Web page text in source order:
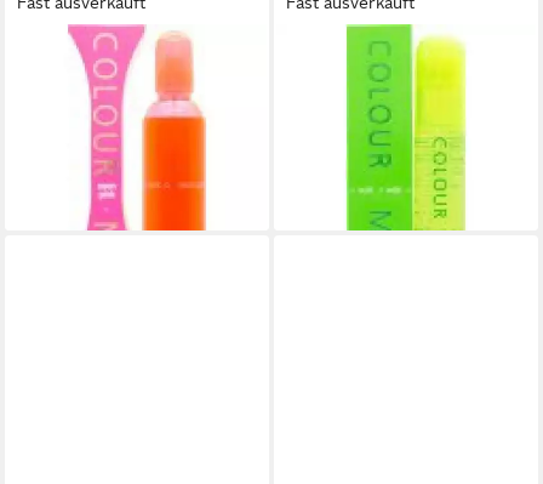
MILTON LLOYD
Eau de Parfum Milton Lloyd
Colour Me Neon Pink Eau de
Parfum Spray
(233,70 €/ 1 l)
lieferbar in 3 Wochen
MILTON LLOYD
Eau de Toilette Milton Lloyd
Colour Me Volt Eau de
Toilette Spray
(294,40 €/ 1 l)
lieferbar in 3 Wochen